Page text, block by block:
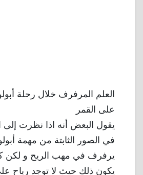
على القمر
يقول البعض أنه اذا نظرت إلى
يرفرف في مهب الريح و لكن
يكون ذلك حيث لا توجد رياح